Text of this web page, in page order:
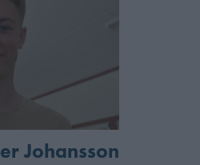
Johansson